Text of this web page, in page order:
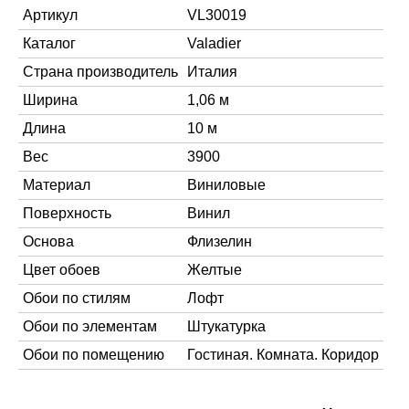
Артикул
VL30019
Каталог
Valadier
Страна производитель
Италия
Ширина
1,06 м
Длина
10 м
Вес
3900
Материал
Виниловые
Поверхность
Винил
Основа
Флизелин
Цвет обоев
Желтые
Обои по стилям
Лофт
Обои по элементам
Штукатурка
Обои по помещению
Гостиная. Комната. Коридор